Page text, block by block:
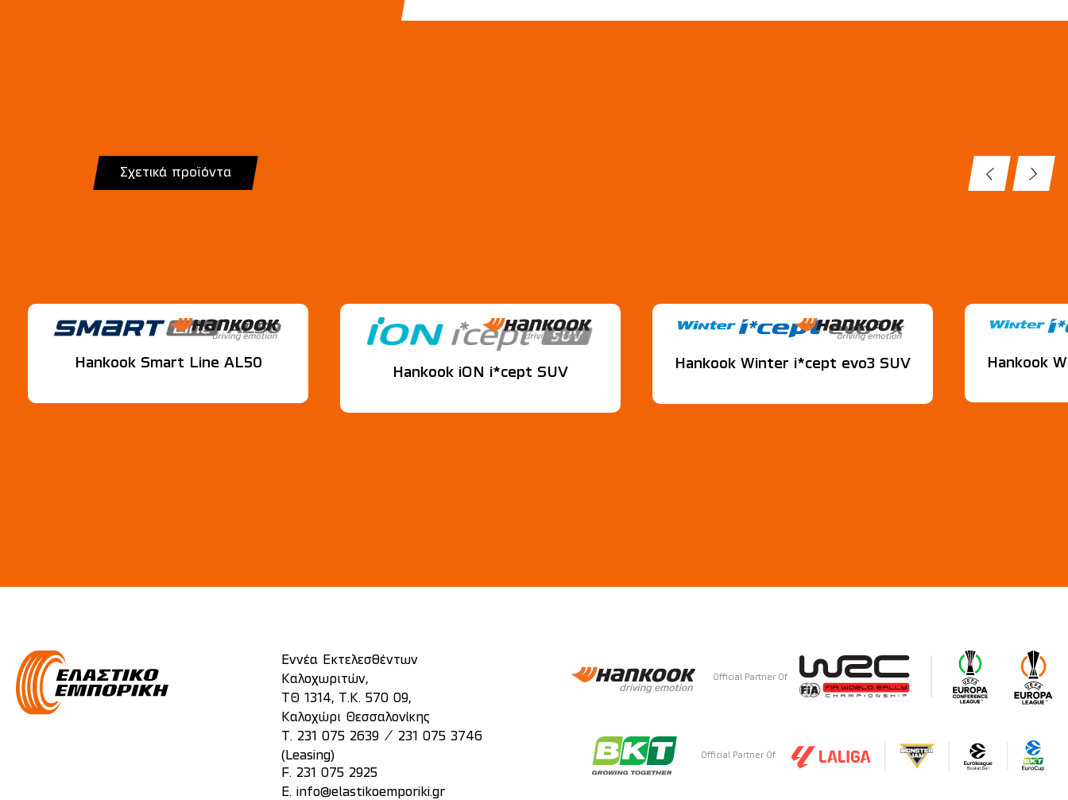
Σχετικά προϊόντα
Hankook Smart Line AL50
Hankook iON i*cept SUV
Hankook Winter i*cept evo3 SUV Hankook
Εννέα Εκτελεσθέντων
Καλοχωριτών,
ΤΘ 1314, Τ.Κ. 570 09,
Καλοχώρι Θεσσαλονίκης
T. 231 075 2639/
231 075 3746
(Leasing)
F. 231 075 2925
E.
info@elastikoemporiki.gr
Official Partner Of
Official Partner Of